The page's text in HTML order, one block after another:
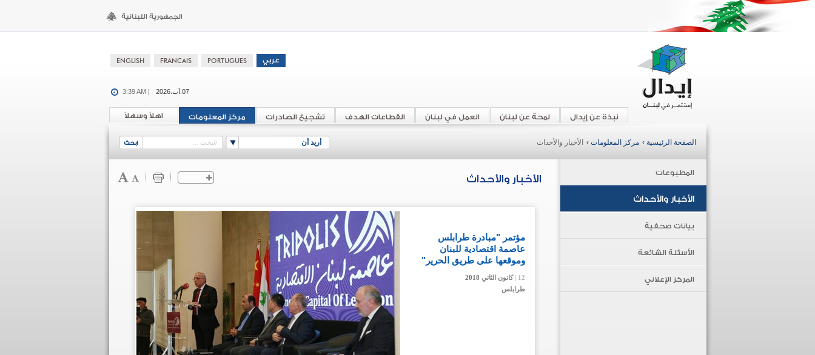
07.آب.2026 3:39 AM |
اهلاً وسهلاً مركز المعلومات تشجيع الصادرات القطاعات الهدف العمل في لبنان لمحة عن لبنان نبذة عن إيدال
أريد أن الصفحة الرئيسية › مركز المعلومات › الأخبار والأحداث
المطبوعات
الأخبار والأحداث
بيانات صحفية
الأسئلة الشائعة
المركز الإعلاني
الأخبار والأحداث
12 | كانون الثاني
مؤتمر "مبادرة طرابلس
عاصمة اقتصادية للبنان
وموقعها على طريق الحرير"
12 | كانون الثاني
طرابلس
12 | كانون الثاني